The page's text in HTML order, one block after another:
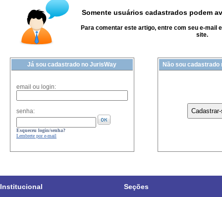
Somente usuários cadastrados podem
Para comentar este artigo, entre com seu e-mail
site.
Já sou cadastrado no JurisWay
email ou login:
senha:
Esqueceu login/senha?
Lembrete por e-mail
Não sou cadastrado
Institucional Seções